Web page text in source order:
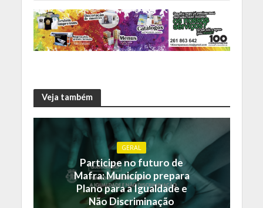
Veja também
GERAL
Participe no futuro de
Mafra: Município prepara
Plano para a Igualdade e
Não Discriminação